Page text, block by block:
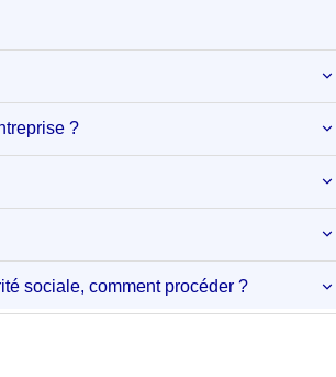
?
sociale, comment procéder ?